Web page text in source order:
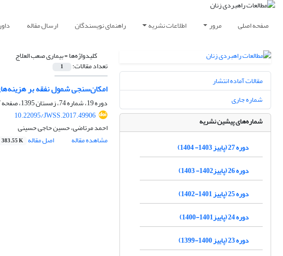
صفحه اصلی مرور اطلاعات نشریه راهنمای نویسندگان ارسال مقاله
کلیدواژه‌ها =بیماری صعب العلاج
تعداد مقالات: 1
امکان‌سنجی شمول نفقه بر هزینه‌های
دوره 19، شماره 74، زمستان 1395، صفحه
10.22095/JWSS.2017.49906
احمد مرتاضی، حسین حاجی حسینی
مشاهده مقاله
اصل مقاله 383.55 K
مقالات آماده انتشار
شماره جاری
شماره‌های پیشین نشریه
دوره 27 (پاییز 1403- 1404)
دوره 26 (پاییز1402- 1403)
دوره 25 (پاییز 1401-1402)
دوره 24 (پاییز1401-1400)
دوره 23 (پاییز 1400-1399)